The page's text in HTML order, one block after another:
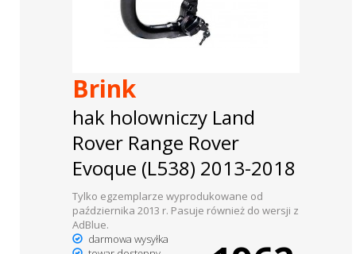
Brink
hak holowniczy Land
Rover Range Rover
Evoque (L538) 2013-2018
Tylko egzemplarze wyprodukowane od
października 2013 r. Pasuje również do wersji z
AdBlue.
darmowa wysyłka